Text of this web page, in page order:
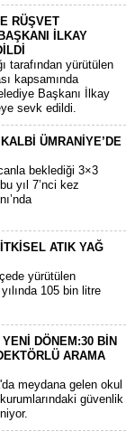
RÜŞVET
İLKAY
tarafından yürütülen
kapsamında
Başkanı İlkay
sevk edildi.
ÜMRANİYE’DE
beklediği 3×3
yıl 7’nci kez
ATIK YAĞ
yürütülen
105 bin litre
DÖNEM:30 BİN
ARAMA
meydana gelen okul
kurumlarındaki güvenlik